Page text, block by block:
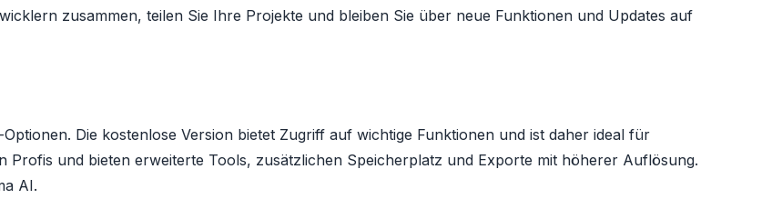
zusammen, teilen Sie Ihre Projekte und bleiben Sie über neue Funktionen und Updates auf
Die kostenlose Version bietet Zugriff auf wichtige Funktionen und ist daher ideal für
Profis und bieten erweiterte Tools, zusätzlichen Speicherplatz und Exporte mit höherer Auflösung.
AI.